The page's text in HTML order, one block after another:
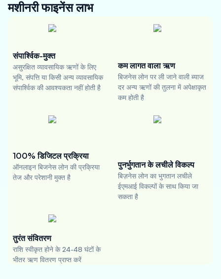
मशीनरी फाइनेंसलाभ
संपार्श्विक-मुक्त
असुरक्षित व्यावसायिक ऋणों के लिए
भूमि, संपत्ति या किसी अन्य व्यावसायिक
संपार्श्विक की आवश्यकता नहीं होती है
कम लागत वाला ऋण
बिजनेस लोन पर ली जाने वाली ब्याज
दर अन्य ऋणों की तुलना में अपेक्षाकृत
कम होती है
100% डिजिटल प्रक्रिया
ऑनलाइन बिजनेस लोन की प्रक्रिया
तेज और परेशानी मुक्त है
पुनर्भुगतान के लचीले विकल्प
बिज़नेस लोन का भुगतान लचीले
ईएमआई विकल्पों के साथ किया जा
सकता है
तुरंत संवितरण
राशि स्वीकृत होने के 24-48 घंटों के
भीतर ऋण वितरण प्राप्त करें